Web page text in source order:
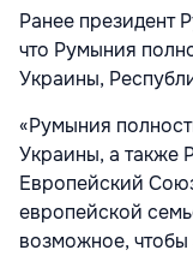
Ранее президент
что Румыния
Украины,
«Румыния
Украины, а также
Европейский
европейской
возможное, чтобы